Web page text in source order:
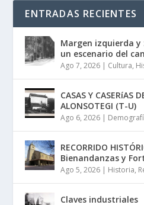
ENTRADAS RECIENTES
Margen izquierda
un escenario del
Ago 7, 2026 | Cultura,
CASAS Y CASERíAS
ALONSOTEGI (T-U)
Ago 6, 2026 |
RECORRIDO
Bienandanzas y
Ago 5, 2026 | Historia,
Claves industriales